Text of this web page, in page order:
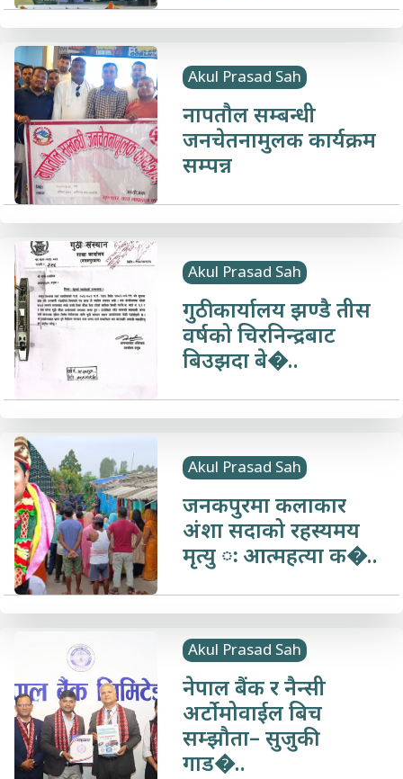
Akul Prasad Sah
नापतौल सम्बन्धी
जनचेतनामुलक कार्यक्रम
सम्पन्न
Akul Prasad Sah
गुठी कार्यालय झण्डै तीस
वर्षको चिरनिन्द्रबाट
बिउझदा बे�..
Akul Prasad Sah
जनकपुरमा कलाकार
अंशा सदाको रहस्यमय
मृत्यु ः आत्महत्या क�..
Akul Prasad Sah
नेपाल बैंक र नैन्सी
अर्टोमोवाईल बिच
सम्झौता– सुजुकी
गाड�..